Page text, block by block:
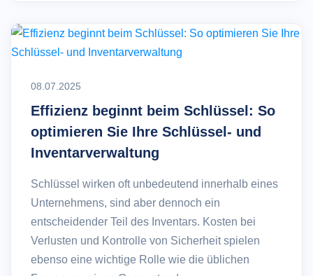
08.07.2025
Effizienz beginnt beim Schlüssel: So
optimieren Sie Ihre Schlüssel- und
Inventarverwaltung
Schlüssel wirken oft unbedeutend innerhalb eines
Unternehmens, sind aber dennoch ein
entscheidender Teil des Inventars. Kosten bei
Verlusten und Kontrolle von Sicherheit spielen
ebenso eine wichtige Rolle wie die üblichen